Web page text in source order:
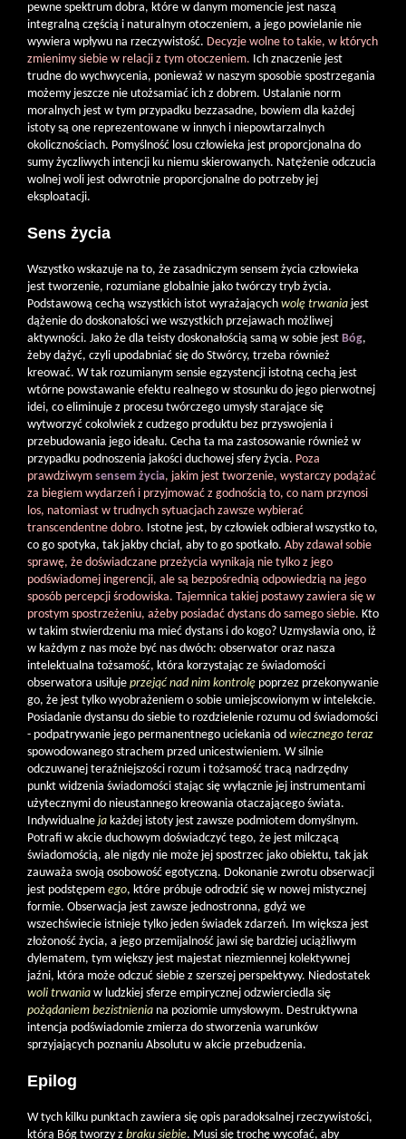
pewne spektrum dobra, które w danym momencie jest naszą
integralną częścią i naturalnym otoczeniem, a jego powielanie nie
wywiera wpływu na rzeczywistość. Decyzje wolne to takie, w których
zmienimy siebie w relacji z tym otoczeniem. Ich znaczenie jest
trudne do wychwycenia, ponieważ w naszym sposobie spostrzegania
możemy jeszcze nie utożsamiać ich z dobrem. Ustalanie norm
moralnych jest w tym przypadku bezzasadne, bowiem dla każdej
istoty są one reprezentowane w innych i niepowtarzalnych
okolicznościach. Pomyślność losu człowieka jest proporcjonalna do
sumy życzliwych intencji ku niemu skierowanych. Natężenie odczucia
wolnej woli jest odwrotnie proporcjonalne do potrzeby jej
eksploatacji.
Sens życia
Wszystko wskazuje na to, że zasadniczym sensem życia człowieka
jest tworzenie, rozumiane globalnie jako twórczy tryb życia.
Podstawową cechą wszystkich istot wyrażających wolę trwania jest
dążenie do doskonałości we wszystkich przejawach możliwej
aktywności. Jako że dla teisty doskonałością samą w sobie jest Bóg,
żeby dążyć, czyli upodabniać się do Stwórcy, trzeba również
kreować. W tak rozumianym sensie egzystencji istotną cechą jest
wtórne powstawanie efektu realnego w stosunku do jego pierwotnej
idei, co eliminuje z procesu twórczego umysły starające się
wytworzyć cokolwiek z cudzego produktu bez przyswojenia i
przebudowania jego ideału. Cecha ta ma zastosowanie również w
przypadku podnoszenia jakości duchowej sfery życia. Poza
prawdziwym sensem życia, jakim jest tworzenie, wystarczy podążać
za biegiem wydarzeń i przyjmować z godnością to, co nam przynosi
los, natomiast w trudnych sytuacjach zawsze wybierać
transcendentne dobro. Istotne jest, by człowiek odbierał wszystko to,
co go spotyka, tak jakby chciał, aby to go spotkało. Aby zdawał sobie
sprawę, że doświadczane przeżycia wynikają nie tylko z jego
podświadomej ingerencji, ale są bezpośrednią odpowiedzią na jego
sposób percepcji środowiska. Tajemnica takiej postawy zawiera się w
prostym spostrzeżeniu, ażeby posiadać dystans do samego siebie. Kto
w takim stwierdzeniu ma mieć dystans i do kogo? Uzmysławia ono, iż
w każdym z nas może być nas dwóch: obserwator oraz nasza
intelektualna tożsamość, która korzystając ze świadomości
obserwatora usiłuje przejąć nad nim kontrolę poprzez przekonywanie
go, że jest tylko wyobrażeniem o sobie umiejscowionym w intelekcie.
Posiadanie dystansu do siebie to rozdzielenie rozumu od świadomości
- podpatrywanie jego permanentnego uciekania od wiecznego teraz
spowodowanego strachem przed unicestwieniem. W silnie
odczuwanej teraźniejszości rozum i tożsamość tracą nadrzędny
punkt widzenia świadomości stając się wyłącznie jej instrumentami
użytecznymi do nieustannego kreowania otaczającego świata.
Indywidualne ja każdej istoty jest zawsze podmiotem domyślnym.
Potrafi w akcie duchowym doświadczyć tego, że jest milczącą
świadomością, ale nigdy nie może jej spostrzec jako obiektu, tak jak
zauważa swoją osobowość egotyczną. Dokonanie zwrotu obserwacji
jest podstępem ego, które próbuje odrodzić się w nowej mistycznej
formie. Obserwacja jest zawsze jednostronna, gdyż we
wszechświecie istnieje tylko jeden świadek zdarzeń. Im większa jest
złożoność życia, a jego przemijalność jawi się bardziej uciążliwym
dylematem, tym większy jest majestat niezmiennej kolektywnej
jaźni, która może odczuć siebie z szerszej perspektywy. Niedostatek
woli trwania w ludzkiej sferze empirycznej odzwierciedla się
pożądaniem bezistnienia na poziomie umysłowym. Destruktywna
intencja podświadomie zmierza do stworzenia warunków
sprzyjających poznaniu Absolutu w akcie przebudzenia.
Epilog
W tych kilku punktach zawiera się opis paradoksalnej rzeczywistości,
którą Bóg tworzy z braku siebie. Musi się trochę wycofać, aby